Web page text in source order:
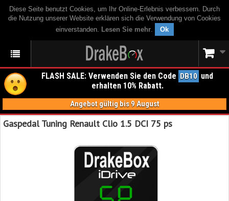
Diese Seite benutzt Cookies, um Ihr Online-Erlebnis verbessern. Durch
die Nutzung unserer Website erklären sich die Verwendung von Cookies
einverstanden. Lesen Sie mehr. Ok
FLASH SALE: Verwenden Sie den Code DB10 und
erhalten 10% Rabatt.
Angebot gültig bis 9 August
Gaspedal Tuning Renault Clio 1.5 DCI 75 ps